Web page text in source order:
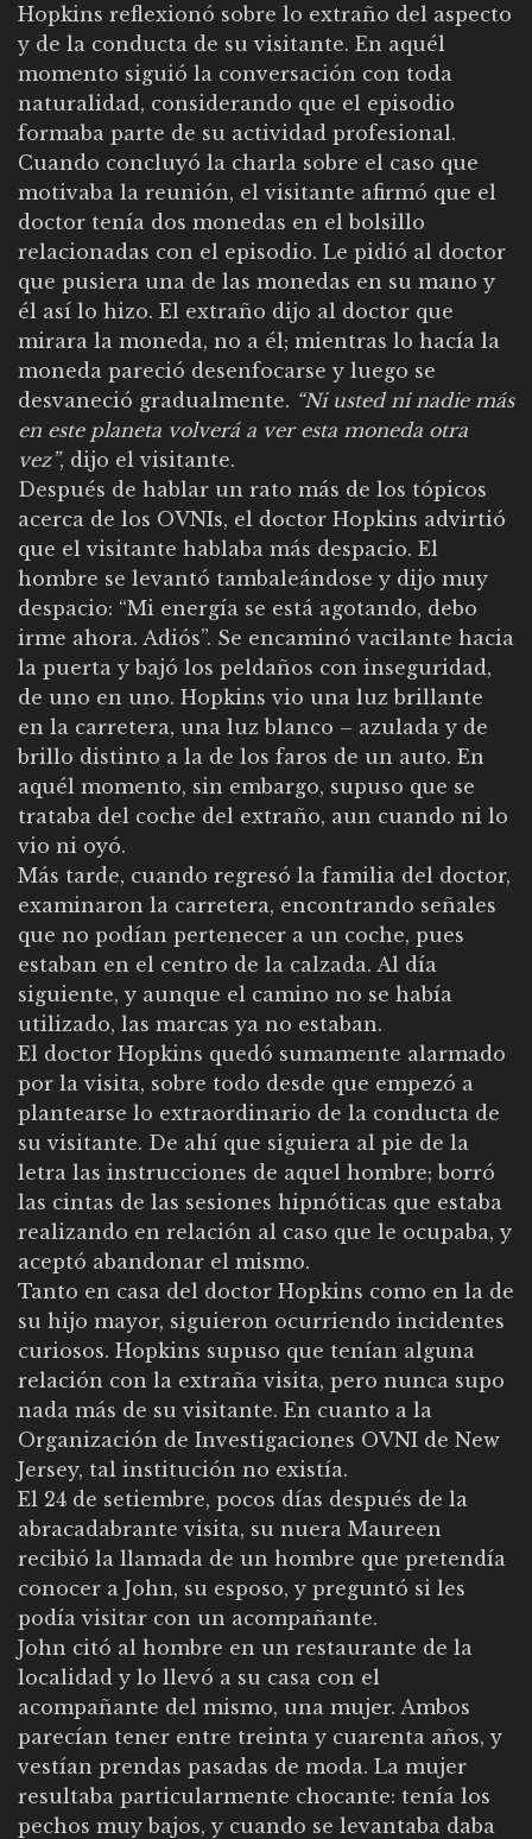
Hopkins reflexionó sobre lo extraño del aspecto
y de la conducta de su visitante. En aquél
momento siguió la conversación con toda
naturalidad, considerando que el episodio
formaba parte de su actividad profesional.
Cuando concluyó la charla sobre el caso que
motivaba la reunión, el visitante afirmó que el
doctor tenía dos monedas en el bolsillo
relacionadas con el episodio. Le pidió al doctor
que pusiera una de las monedas en su mano y
él así lo hizo. El extraño dijo al doctor que
mirara la moneda, no a él; mientras lo hacía la
moneda pareció desenfocarse y luego se
desvaneció gradualmente. “Ni usted ni nadie más
en este planeta volverá a ver esta moneda otra
vez”, dijo el visitante.
Después de hablar un rato más de los tópicos
acerca de los OVNIs, el doctor Hopkins advirtió
que el visitante hablaba más despacio. El
hombre se levantó tambaleándose y dijo muy
despacio: “Mi energía se está agotando, debo
irme ahora. Adiós”. Se encaminó vacilante hacia
la puerta y bajó los peldaños con inseguridad,
de uno en uno. Hopkins vio una luz brillante
en la carretera, una luz blanco – azulada y de
brillo distinto a la de los faros de un auto. En
aquél momento, sin embargo, supuso que se
trataba del coche del extraño, aun cuando ni lo
vio ni oyó.
Más tarde, cuando regresó la familia del doctor,
examinaron la carretera, encontrando señales
que no podían pertenecer a un coche, pues
estaban en el centro de la calzada. Al día
siguiente, y aunque el camino no se había
utilizado, las marcas ya no estaban.
El doctor Hopkins quedó sumamente alarmado
por la visita, sobre todo desde que empezó a
plantearse lo extraordinario de la conducta de
su visitante. De ahí que siguiera al pie de la
letra las instrucciones de aquel hombre; borró
las cintas de las sesiones hipnóticas que estaba
realizando en relación al caso que le ocupaba, y
aceptó abandonar el mismo.
Tanto en casa del doctor Hopkins como en la de
su hijo mayor, siguieron ocurriendo incidentes
curiosos. Hopkins supuso que tenían alguna
relación con la extraña visita, pero nunca supo
nada más de su visitante. En cuanto a la
Organización de Investigaciones OVNI de New
Jersey, tal institución no existía.
El 24 de setiembre, pocos días después de la
abracadabrante visita, su nuera Maureen
recibió la llamada de un hombre que pretendía
conocer a John, su esposo, y preguntó si les
podía visitar con un acompañante.
John citó al hombre en un restaurante de la
localidad y lo llevó a su casa con el
acompañante del mismo, una mujer. Ambos
parecían tener entre treinta y cuarenta años, y
vestían prendas pasadas de moda. La mujer
resultaba particularmente chocante: tenía los
pechos muy bajos, y cuando se levantaba daba